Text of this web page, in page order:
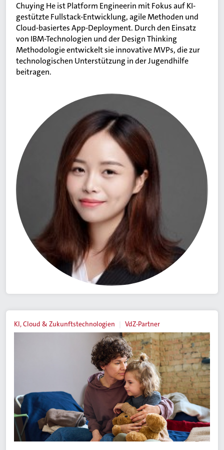
Chuying He ist Platform Engineerin mit Fokus auf KI-
gestützte Fullstack-Entwicklung, agile Methoden und
Cloud-basiertes App-Deployment. Durch den Einsatz
von IBM-Technologien und der Design Thinking
Methodologie entwickelt sie innovative MVPs, die zur
technologischen Unterstützung in der Jugendhilfe
beitragen.
KI, Cloud & Zukunftstechnologien VdZ-Partner